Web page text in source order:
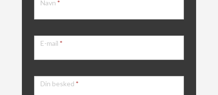
Navn *
E-mail *
Din besked *